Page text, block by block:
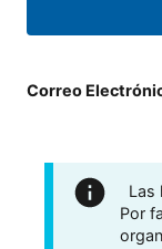
Correo
Las
Por